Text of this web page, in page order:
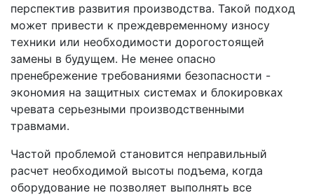
перспектив развития производства. Такой подход
может привести к преждевременному износу
техники или необходимости дорогостоящей
замены в будущем. Не менее опасно
пренебрежение требованиями безопасности -
экономия на защитных системах и блокировках
чревата серьезными производственными
травмами.
Частой проблемой становится неправильный
расчет необходимой высоты подъема, когда
оборудование не позволяет выполнять все